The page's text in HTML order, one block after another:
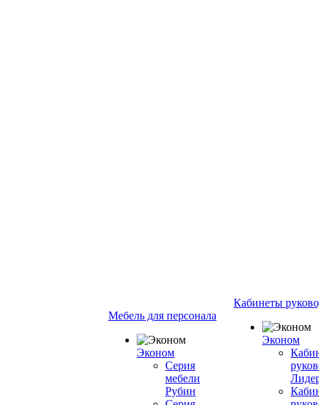
Мебель для персонала
Эконом
Серия
мебели
Рубин
Кабинеты
Эконом